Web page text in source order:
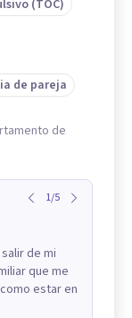
(TOC)
de pareja
de
1/5
de mi
que me
estar en